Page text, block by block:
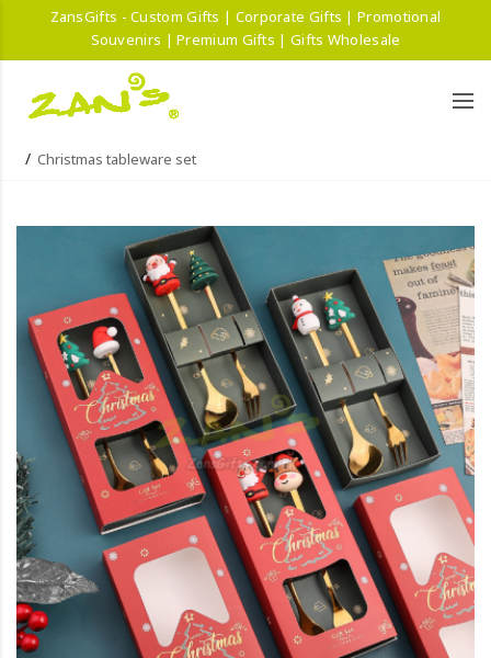
ZansGifts - Custom Gifts | Corporate Gifts | Promotional
Souvenirs | Premium Gifts | Gifts Wholesale
Christmas tableware set